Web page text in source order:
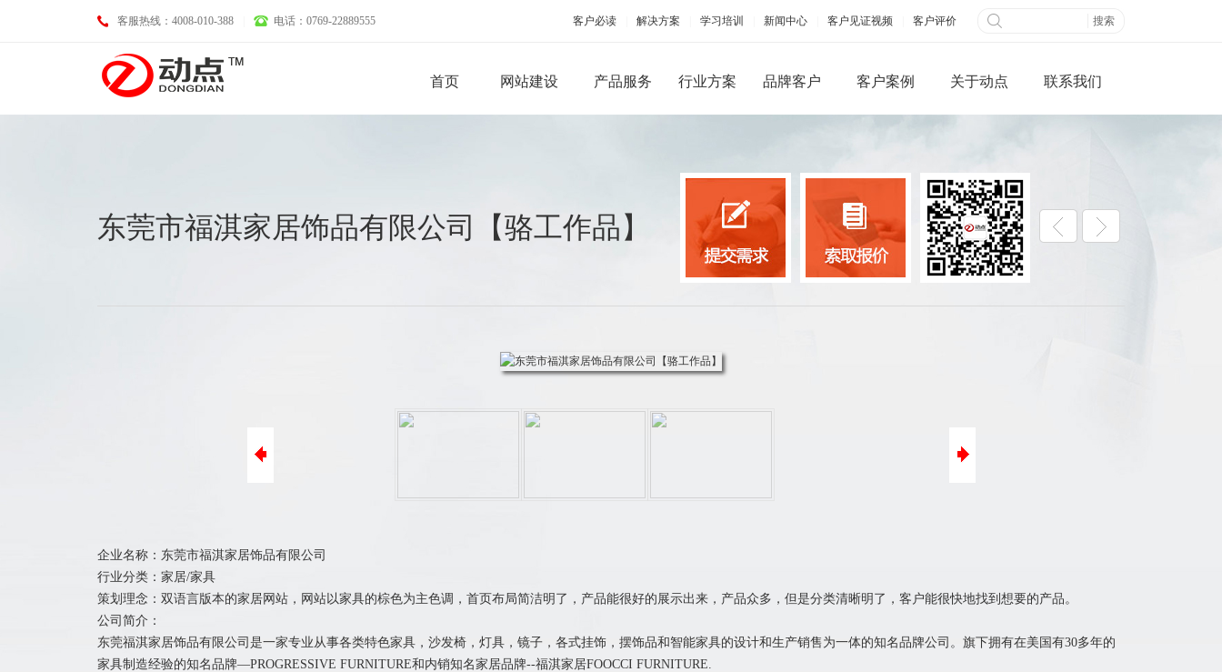
客服热线：4008-010-388 电话：0769-22889555 客户必读 解决方案 学习培训 新闻中心 客户见证视频 客户评价
首页 网站建设 产品服务
行业（门户）网站建设
行业方案 品牌客户 客户案例 关于动点 联系我们
东莞市福淇家居饰品有限公司【骆工作品】
企业名称：东莞市福淇家居饰品有限公司
行业分类：家居/家具
策划理念：双语言版本的家居网站，网站以家具的棕色为主色调，首页布局简洁明了，产品能很好的展示出来，产品众多，但是分类清晰明了，客户能很快地找到想要的产品。
公司简介：
东莞福淇家居饰品有限公司是一家专业从事各类特色家具，沙发椅，灯具，镜子，各式挂饰，摆饰品和智能家具的设计和生产销售为一体的知名品牌公司。旗下拥有在美国有30多年的
家具制造经验的知名品牌—PROGRESSIVE FURNITURE和内销知名家居品牌--福淇家居FOOCCI FURNITURE.